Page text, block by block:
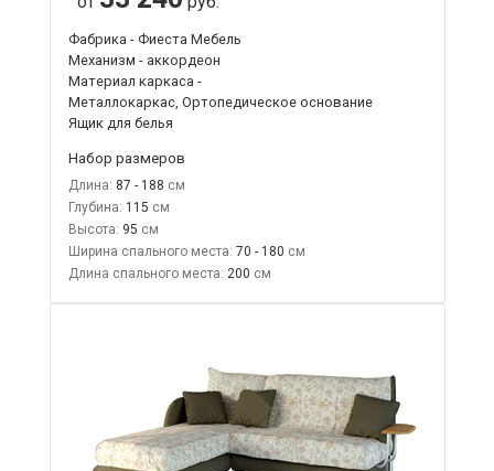
Фабрика - Фиеста Мебель
Механизм - аккордеон
Материал каркаса -
Металлокаркас, Ортопедическое основание
Ящик для белья
Набор размеров
Длина: 87 - 188
Глубина: 115
Высота: 95
Ширина спального места: 70 - 180
Длина спального места: 200